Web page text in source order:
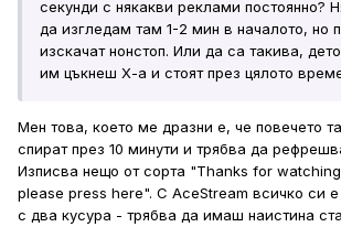
секунди с някакви реклами постоянно?
да изгледам там 1-2 мин в началото, но
изскачат нонстоп. Или да са такива,
им цъкнеш Х-а и стоят през цялото
Мен това, което ме дразни е, че повечето
спират през 10 минути и трябва да
Изписва нещо от сорта "Thanks for
please press here". С AceStream всичко си
с два кусура - трябва да имаш наистина